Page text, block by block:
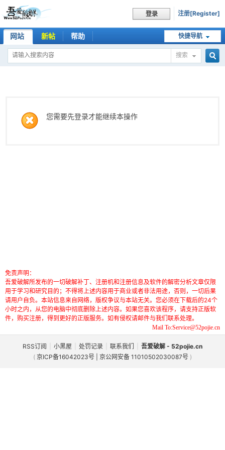
登录 注册[Register]
快捷导航
网站 新帖 帮助
搜索
您需要先登录才能继续本操作
免责声明：
吾爱破解所发布的一切破解补丁、注册机和注册信息及软件的解密分析文章仅限
用于学习和研究目的；不得将上述内容用于商业或者非法用途，否则，一切后果
请用户自负。本站信息来自网络，版权争议与本站无关。您必须在下载后的24个
小时之内，从您的电脑中彻底删除上述内容。如果您喜欢该程序，请支持正版软
件，购买注册，得到更好的正版服务。如有侵权请邮件与我们联系处理。
Mail To:Service@52pojie.cn
RSS订阅 小黑屋 处罚记录 联系我们
吾爱破解 - 52pojie.cn
( 京ICP备16042023号 | 京公网安备 11010502030087号 )